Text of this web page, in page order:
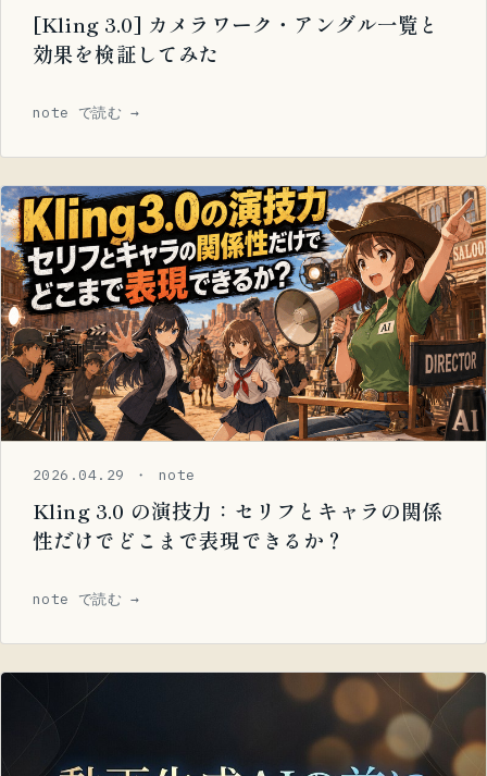
[Kling 3.0] カメラワーク・アングル一覧と
効果を検証してみた
note で読む →
2026.04.29 ・ note
Kling 3.0 の演技力：セリフとキャラの関係
性だけでどこまで表現できるか？
note で読む →